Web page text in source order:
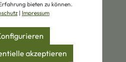
Eigene Manufakturen
bieten zu können.
| Impressum
akzeptieren